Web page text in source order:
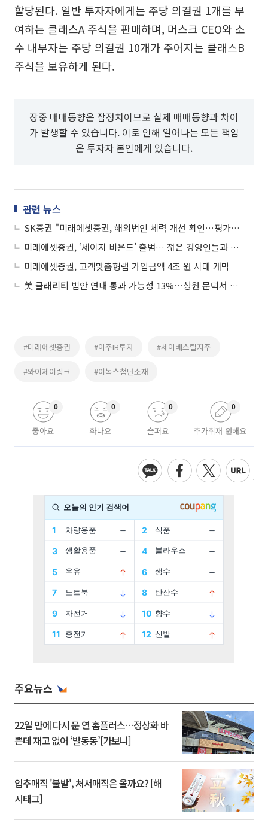
할당된다. 일반 투자자에게는 주당 의결권 1개를 부
여하는 클래스A 주식을 판매하며, 머스크 CEO와 소
수 내부자는 주당 의결권 10개가 주어지는 클래스B
주식을 보유하게 된다.
장중 매매동향은 잠정치이므로 실제 매매동향과 차이
가 발생할 수 있습니다. 이로 인해 일어나는 모든 책임
은 투자자 본인에게 있습니다.
관련 뉴스
SK증권 "미래에셋증권, 해외법인 체력 개선 확인…평가이익 지속성 관건"
미래에셋증권, ‘세이지 비욘드’ 출범… 젊은 경영인들과 혁신 비전 공유
미래에셋증권, 고객맞춤형랩 가입금액 4조 원 시대 개막
美 클래리티 법안 연내 통과 가능성 13%…상원 문턱서 제동
#미래에셋증권 #아주IB투자 #세아베스틸지주
#와이제이링크 #이녹스첨단소재
좋아요
0
화나요
0
슬퍼요
0
추가취재 원해요
0
주요뉴스
22일 만에 다시 문 연 홈플러스…정상화 바
쁜데 재고 없어 ‘발동동’[가보니]
입추매직 '불발', 처서매직은 올까요? [해
시태그]